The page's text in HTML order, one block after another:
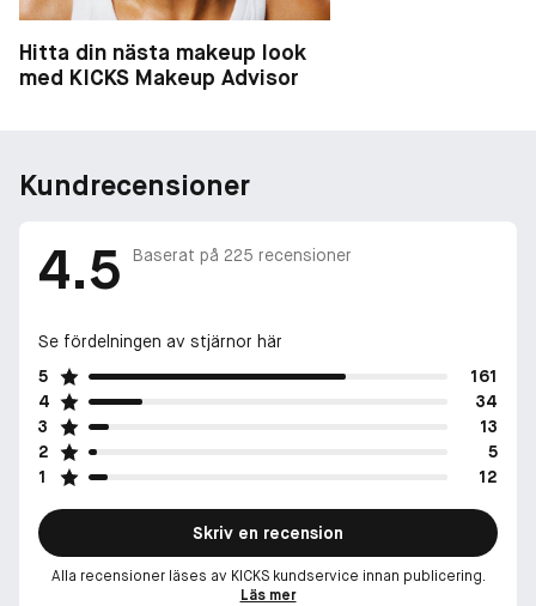
Hitta din nästa makeup look
med KICKS Makeup Advisor
Kundrecensioner
4.5 Baserat på 225 recensioner
Se fördelningen av stjärnor här
5
161
4
34
3
13
2
5
1
12
Skriv en recension
Alla recensioner läses av KICKS kundservice innan publicering.
Läs mer